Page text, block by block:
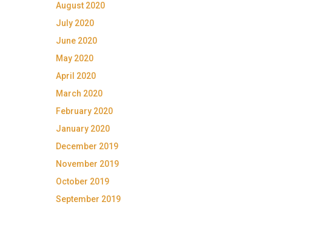
August 2020
July 2020
June 2020
May 2020
April 2020
March 2020
February 2020
January 2020
December 2019
November 2019
October 2019
September 2019